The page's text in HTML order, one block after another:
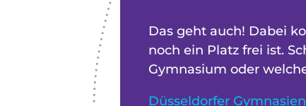
Das geht auch! Dabei
noch ein Platz frei ist.
Gymnasium oder
Düsseldorfer Gymnasien